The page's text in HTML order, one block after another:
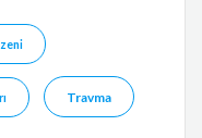
Travma